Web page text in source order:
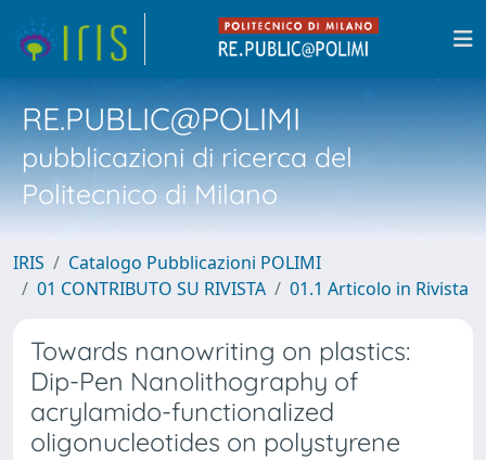
RE.PUBLIC@POLIMI
pubblicazioni di ricerca del
Politecnico di Milano
IRIS
Catalogo Pubblicazioni POLIMI
01 CONTRIBUTO SU RIVISTA
01.1 Articolo in Rivista
Towards nanowriting on plastics:
Dip-Pen Nanolithography of
acrylamido-functionalized
oligonucleotides on polystyrene